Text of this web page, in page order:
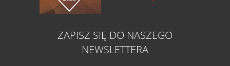
ZAPISZ SIĘ DO NASZEGO
NEWSLETTERA